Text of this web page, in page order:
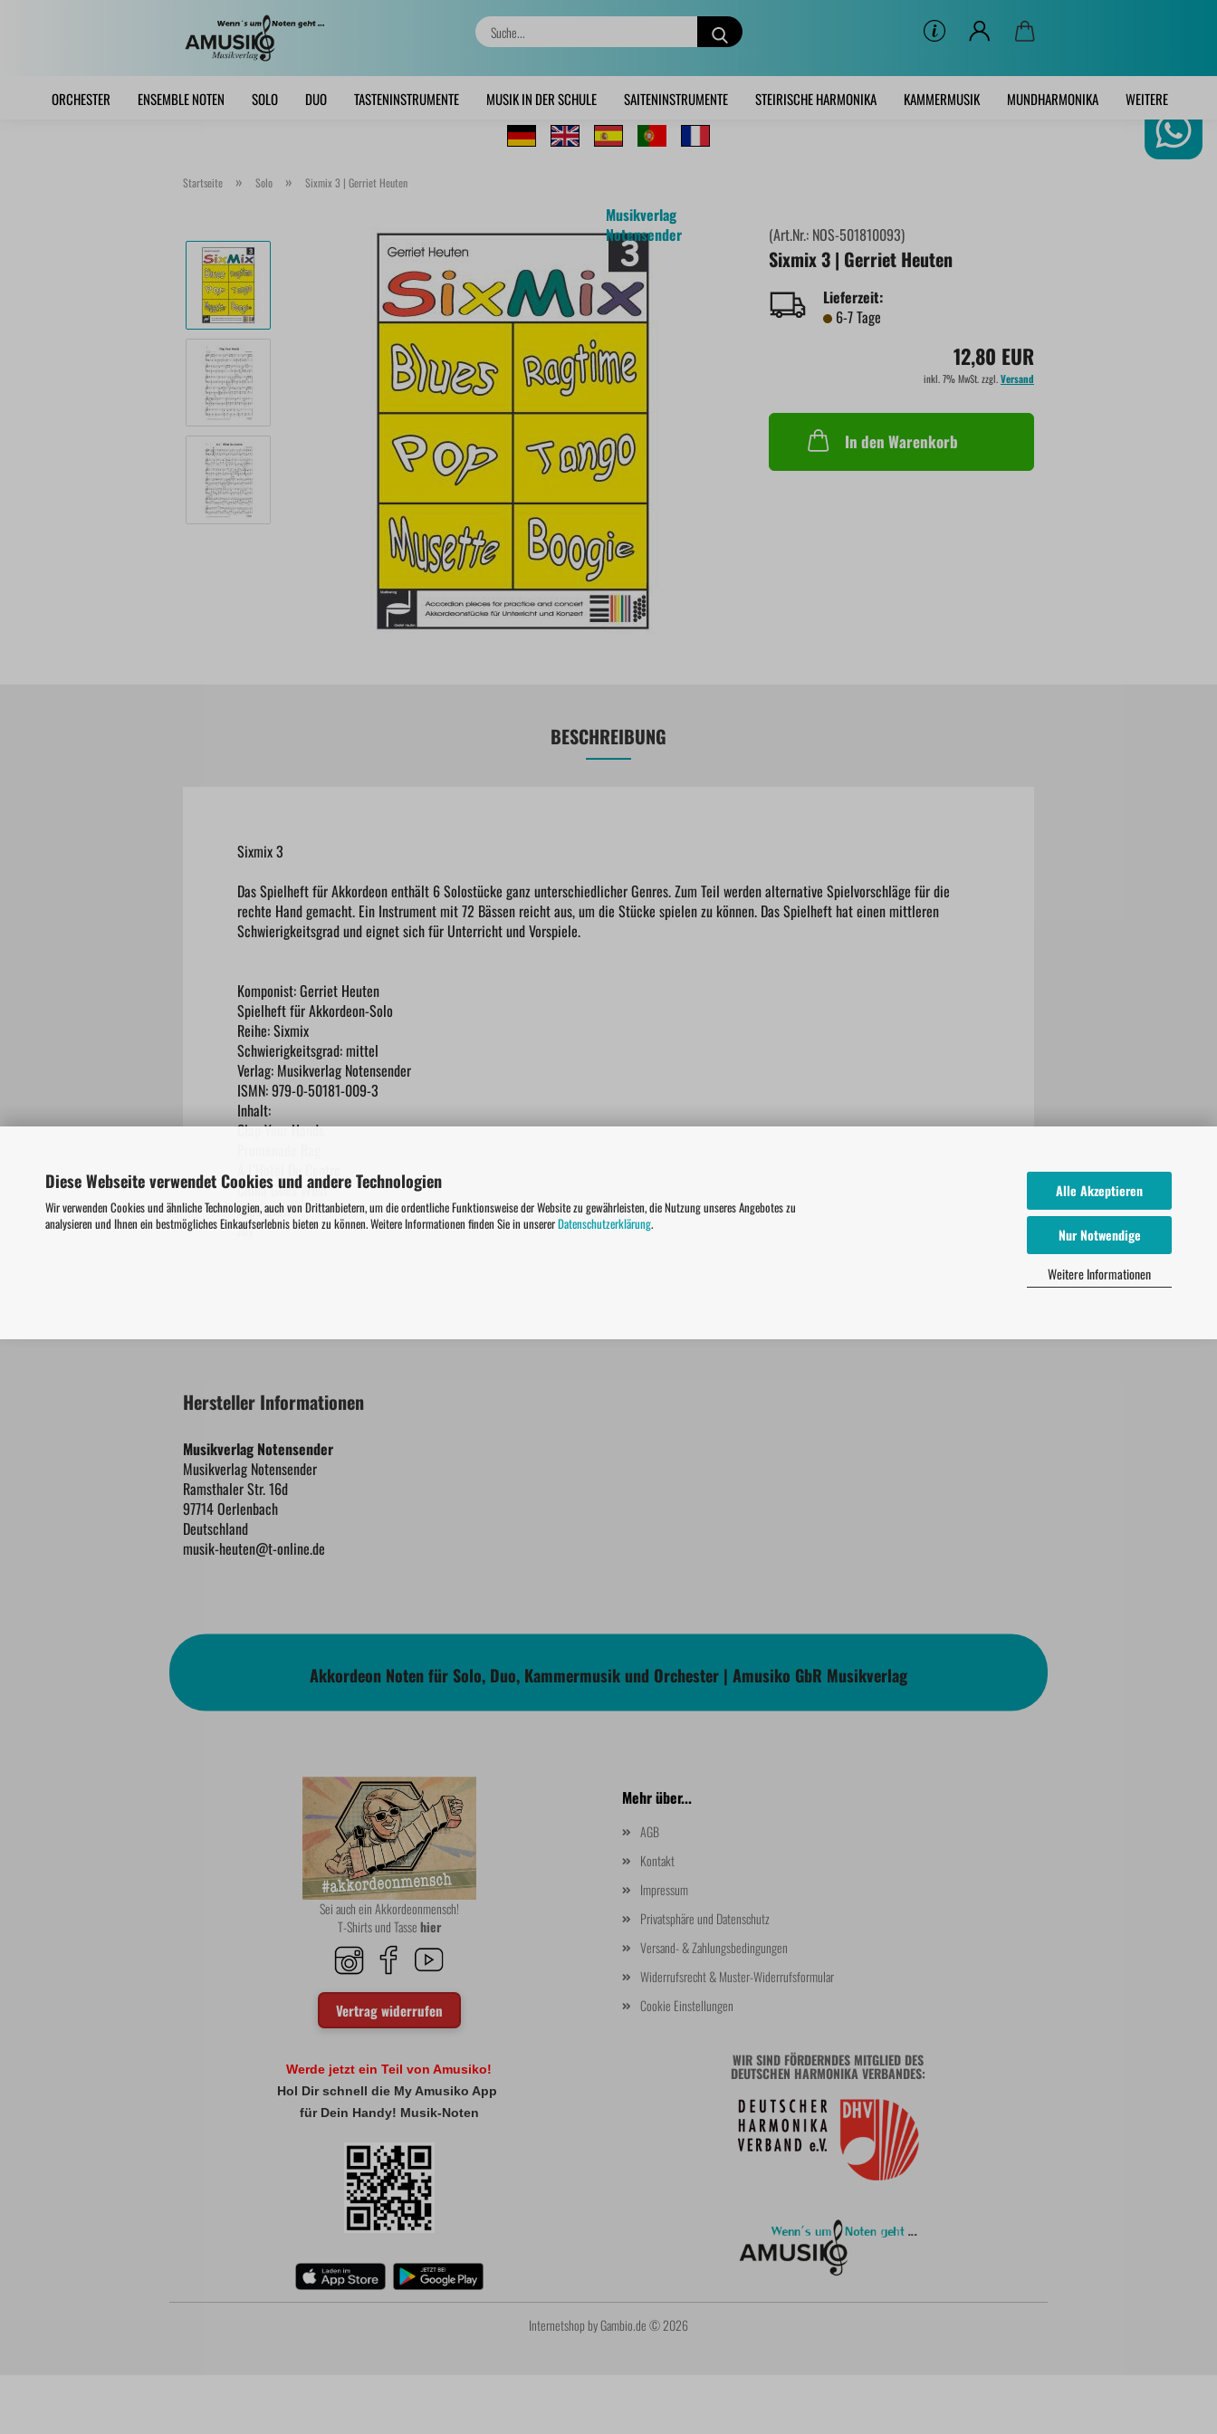
Diese Webseite verwendet Cookies und andere Technologien
Wir verwenden Cookies und ähnliche Technologien, auch von Drittanbietern, um die ordentliche Funktionsweise der Website zu gewährleisten, die Nutzung unseres Angebotes zu
analysieren und Ihnen ein bestmögliches Einkaufserlebnis bieten zu können. Weitere Informationen finden Sie in unsererDatenschutzerklärung.
Alle Akzeptieren
Nur Notwendige
Weitere Informationen
Suche...
ORCHESTER ENSEMBLE NOTEN SOLO DUO TASTENINSTRUMENTE MUSIK IN DER SCHULE SAITENINSTRUMENTE STEIRISCHE HARMONIKA KAMMERMUSIK MUNDHARMONIKA WEITERE
Startseite » Solo » Sixmix 3 | Gerriet Heuten
Musikverlag
Notensender
(Art.Nr.: NOS-501810093)
Sixmix 3 | Gerriet Heuten
Lieferzeit:
6-7 Tage
12,80 EUR
inkl. 7% MwSt. zzgl.Versand
In den Warenkorb
BESCHREIBUNG
Sixmix 3
Das Spielheft für Akkordeon enthält 6 Solostücke ganz unterschiedlicher Genres. Zum Teil werden alternative Spielvorschläge für die
rechte Hand gemacht. Ein Instrument mit 72 Bässen reicht aus, um die Stücke spielen zu können. Das Spielheft hat einen mittleren
Schwierigkeitsgrad und eignet sich für Unterricht und Vorspiele.
Komponist: Gerriet Heuten
Spielheft für Akkordeon-Solo
Reihe: Sixmix
Schwierigkeitsgrad: mittel
Verlag: Musikverlag Notensender
ISMN: 979-0-50181-009-3
Inhalt:
Clap Your Hands
A L'Hotel Du Centre
China Goes West
Esperanza
Joy
Hersteller Informationen
Musikverlag Notensender
Musikverlag Notensender
Ramsthaler Str. 16d
97714 Oerlenbach
Deutschland
musik-heuten@t-online.de
Akkordeon Noten für Solo, Duo, Kammermusik und Orchester | Amusiko GbR Musikverlag
Sei auch ein Akkordeonmensch!
T-Shirts und Tassehier
Vertrag widerrufen
Mehr über...
AGB
Kontakt
Impressum
Privatsphäre und Datenschutz
Versand- & Zahlungsbedingungen
Widerrufsrecht & Muster-Widerrufsformular
Cookie Einstellungen
Werde jetzt ein Teil von Amusiko!
Hol Dir schnell die My Amusiko App
für Dein Handy! Musik-Noten
WIR SIND FÖRDERNDES MITGLIED DES
DEUTSCHEN HARMONIKA VERBANDES:
Internetshop by Gambio.de © 2026